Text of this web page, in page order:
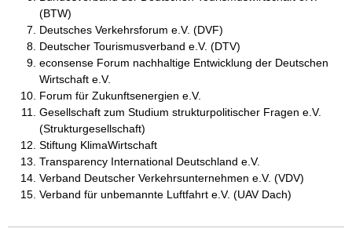
(BTW)
Deutsches Verkehrsforum e.V. (DVF)
Deutscher Tourismusverband e.V. (DTV)
econsense Forum nachhaltige Entwicklung der Deutschen
Wirtschaft e.V.
Forum für Zukunftsenergien e.V.
Gesellschaft zum Studium strukturpolitischer Fragen e.V.
(Strukturgesellschaft)
Stiftung KlimaWirtschaft
Transparency International Deutschland e.V.
Verband Deutscher Verkehrsunternehmen e.V. (VDV)
Verband für unbemannte Luftfahrt e.V. (UAV Dach)